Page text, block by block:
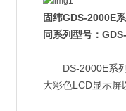
固纬GDS-2000E
同系列型号：
DS-2000E系
大彩色LCD显示屏